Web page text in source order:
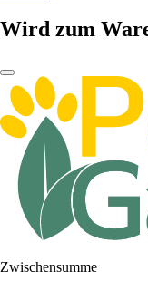
Wird zum
Zwischensumme